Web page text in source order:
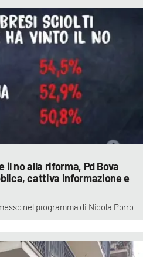
no alla riforma, Pd Bova
cattiva informazione e
nel programma di Nicola Porro